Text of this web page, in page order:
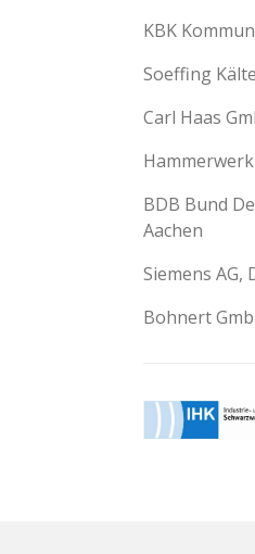
KBK
Soeffing
Carl Haas
BDB Bund
Aachen
Siemens AG,
Bohnert